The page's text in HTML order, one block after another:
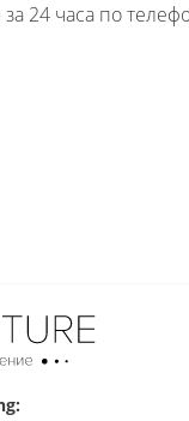
24 часа по